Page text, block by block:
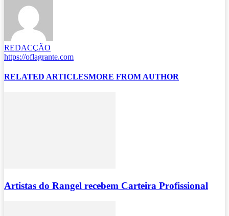
REDACÇÃO
https://oflagrante.com
RELATED ARTICLESMORE FROM AUTHOR
Artistas do Rangel recebem Carteira Profissional